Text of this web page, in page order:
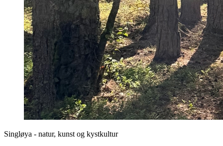
Singløya - natur, kunst og kystkultur